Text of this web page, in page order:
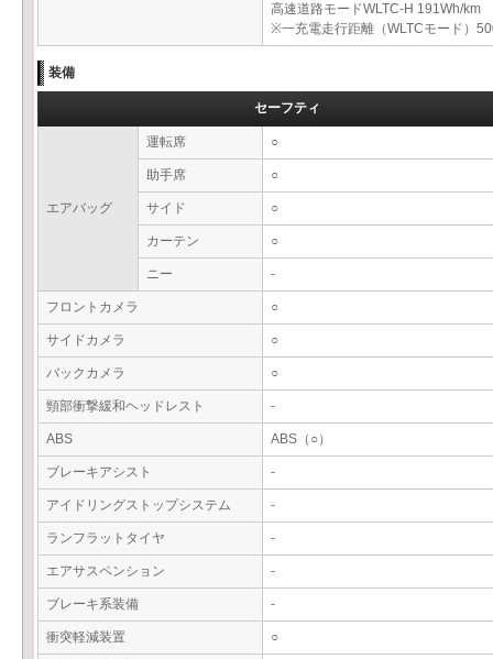
高速道路モードWLTC-H 191Wh/km
※一充電走行距離（WLTCモード）
装備
セーフティ
エアバッグ
運転席 ○
助手席 ○
サイド ○
カーテン ○
ニー -
フロントカメラ ○
サイドカメラ ○
バックカメラ ○
頸部衝撃緩和ヘッドレスト -
ABS ABS（○）
ブレーキアシスト -
アイドリングストップシステム -
ランフラットタイヤ -
エアサスペンション -
ブレーキ系装備 -
衝突軽減装置 ○